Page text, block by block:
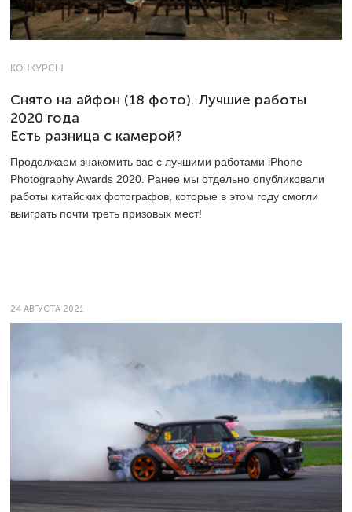
КОНКУРСЫ
Снято на айфон (18 фото). Лучшие работы
2020 года
Есть разница с камерой?
Продолжаем знакомить вас с лучшими работами iPhone
Photography Awards 2020. Ранее мы отдельно опубликовали
работы китайских фотографов, которые в этом году смогли
выиграть почти треть призовых мест!
24 АВГУСТА 2021